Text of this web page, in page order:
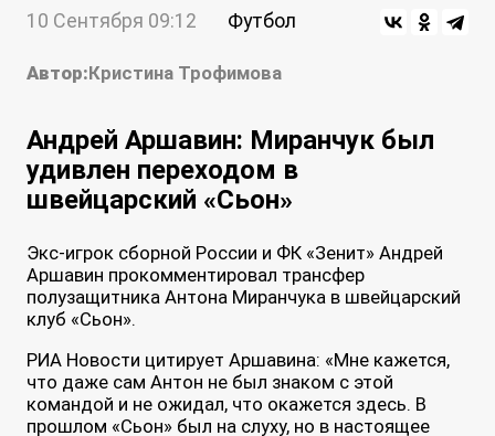
10 Сентября 09:12 Футбол
Автор:Кристина Трофимова
Андрей Аршавин: Миранчук был
удивлен переходом в
швейцарский «Сьон»
Экс-игрок сборной России и ФК «Зенит» Андрей
Аршавин прокомментировал трансфер
полузащитника Антона Миранчука в швейцарский
клуб «Сьон».
РИА Новости цитирует Аршавина: «Мне кажется,
что даже сам Антон не был знаком с этой
командой и не ожидал, что окажется здесь. В
прошлом «Сьон» был на слуху, но в настоящее